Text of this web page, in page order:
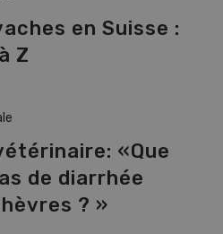
en Suisse :
Z
«Que
de diarrhée
? »